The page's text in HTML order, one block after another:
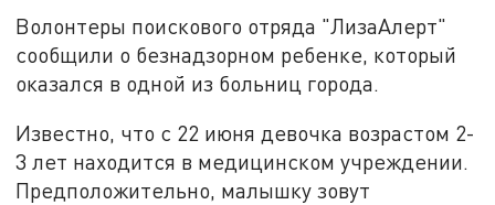
Волонтеры поискового отряда "ЛизаАлерт"
сообщили о безнадзорном ребенке, который
оказался в одной из больниц города.
Известно, что с 22 июня девочка возрастом 2-
3 лет находится в медицинском учреждении.
Предположительно, малышку зовут